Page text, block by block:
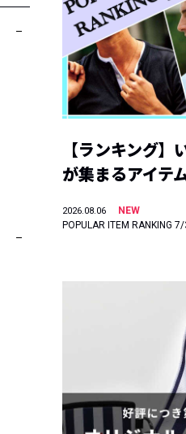
【ランキング】
が集まるアイテ
2026.08.06
NEW
POPULAR ITEM RANKING